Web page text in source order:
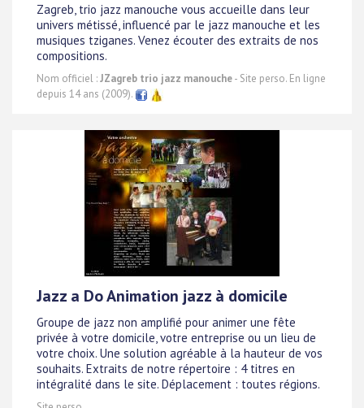
Zagreb, trio jazz manouche vous accueille dans leur
univers métissé, influencé par le jazz manouche et les
musiques tziganes. Venez écouter des extraits de nos
compositions.
Nom officiel :JZagreb trio jazz manouche- Site perso. En ligne
depuis 14 ans (2009).
Jazz a Do Animation jazz à domicile
Groupe de jazz non amplifié pour animer une fête
privée à votre domicile, votre entreprise ou un lieu de
votre choix. Une solution agréable à la hauteur de vos
souhaits. Extraits de notre répertoire : 4 titres en
intégralité dans le site. Déplacement : toutes régions.